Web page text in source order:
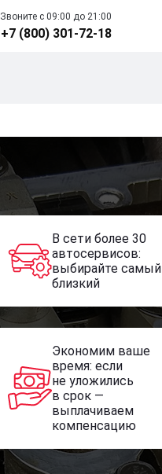
Звоните c 09:00 до 21:00
+7 (800) 301-72-18
В сети более 30
автосервисов:
выбирайте самый
близкий
Экономим ваше
время: если
не уложились
в срок —
выплачиваем
компенсацию